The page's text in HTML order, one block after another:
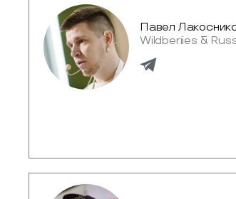
Павел
Wildberiies &